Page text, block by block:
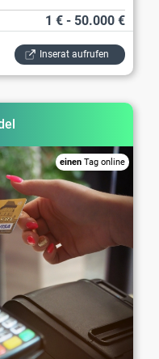
1 € - 50.000 €
Inserat aufrufen
einen Tag online